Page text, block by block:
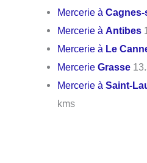
Mercerie àCagnes-
Mercerie àAntibes
Mercerie à Le
MercerieGrasse
Mercerie àSaint-
kms